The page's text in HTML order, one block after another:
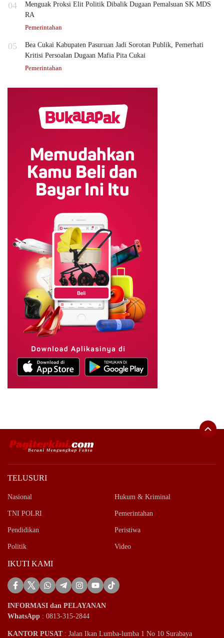
04
Menguak Proksi Elit Politik Dibalik Dugaan Pemalsuan SK MDS
RA
Pemerintahan
05
Bea Cukai Kabupaten Pasuruan Jadi Sorotan Publik, Pemerhati
Kritisi Persoalan Dugaan Mafia Pita Cukai
Pemerintahan
TELUSURI
Nasional Hukum & Kriminal
TNI POLRI Pemerintahan
Pendidikan Peristiwa
Politik Video
IKUTI KAMI
INFORMASI dan PELAYANAN
WhatsApp : 0813-315-2844
KANTOR PUSAT: Jalan Ikan Lumba-lumba 1 No 10 Surabaya